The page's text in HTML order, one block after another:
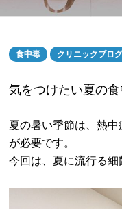
食中毒 クリニックブロ
気をつけたい夏の
夏の暑い季節は、熱
が必要です。
今回は、夏に流行る細